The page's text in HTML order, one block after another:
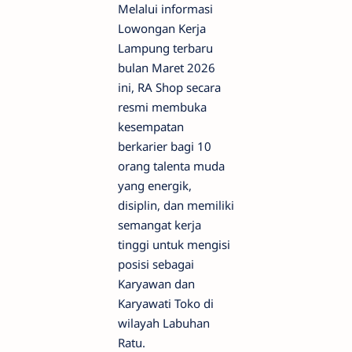
Melalui informasi
Lowongan Kerja
Lampung terbaru
bulan Maret 2026
ini, RA Shop secara
resmi membuka
kesempatan
berkarier bagi 10
orang talenta muda
yang energik,
disiplin, dan memiliki
semangat kerja
tinggi untuk mengisi
posisi sebagai
Karyawan dan
Karyawati Toko di
wilayah Labuhan
Ratu.